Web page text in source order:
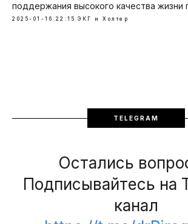
поддержания высокого качества жизни
2025-01-16 22:15 ЭКГ и Холтер
TELEGRAM
Остались
Подписывайтесь на
канал